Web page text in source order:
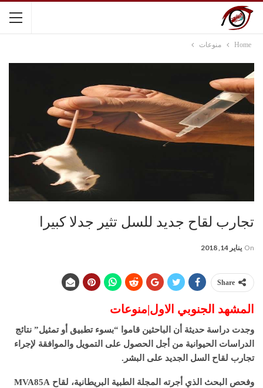
Home منوعات
تجارب لقاح جديد للسل تثير جدلا كبيرا
On يناير 14, 2018
Share
المشهد الجنوبي الاول|منوعات
وجدت دراسة حديثة أن الباحثين قاموا “بسوء تطبيق أو تمثيل” نتائج
الدراسات الحيوانية من أجل الحصول على التمويل والموافقة لإجراء
تجارب لقاح السل الجديد على البشر.
وفحص البحث الذي أجرته المجلة الطبية البريطانية، لقاح MVA85A